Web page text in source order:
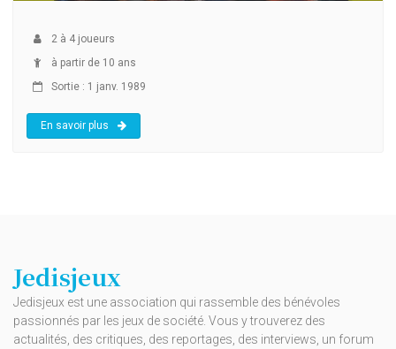
2 à 4 joueurs
à partir de 10 ans
Sortie : 1 janv. 1989
En savoir plus
Jedisjeux
Jedisjeux est une association qui rassemble des bénévoles
passionnés par les jeux de société. Vous y trouverez des
actualités, des critiques, des reportages, des interviews, un forum